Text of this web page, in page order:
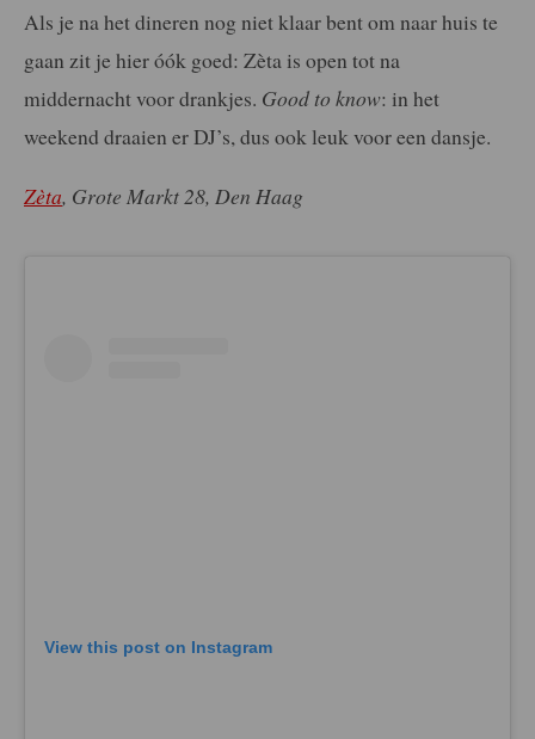
Als je na het dineren nog niet klaar bent om naar huis te
gaan zit je hier óók goed: Zèta is open tot na
middernacht voor drankjes. Good to know: in het
weekend draaien er DJ’s, dus ook leuk voor een dansje.
Zèta, Grote Markt 28, Den Haag
View this post on Instagram